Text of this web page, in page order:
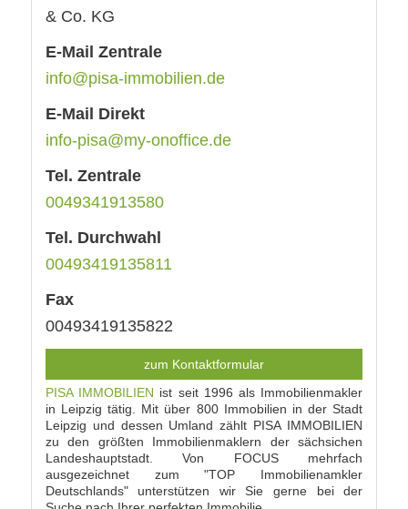
& Co. KG
E-Mail Zentrale
info@pisa-immobilien.de
E-Mail Direkt
info-pisa@my-onoffice.de
Tel. Zentrale
0049341913580
Tel. Durchwahl
00493419135811
Fax
00493419135822
zum Kontaktformular
PISA IMMOBILIEN ist seit 1996 als Immobilienmakler
in Leipzig tätig. Mit über 800 Immobilien in der Stadt
Leipzig und dessen Umland zählt PISA IMMOBILIEN
zu den größten Immobilienmaklern der sächsichen
Landeshauptstadt. Von FOCUS mehrfach
ausgezeichnet zum "TOP Immobilienamkler
Deutschlands" unterstützen wir Sie gerne bei der